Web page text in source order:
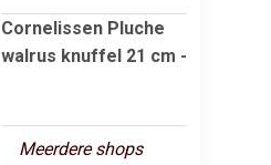
Cornelissen Pluche
walrus knuffel 21 cm -
Meerdere shops